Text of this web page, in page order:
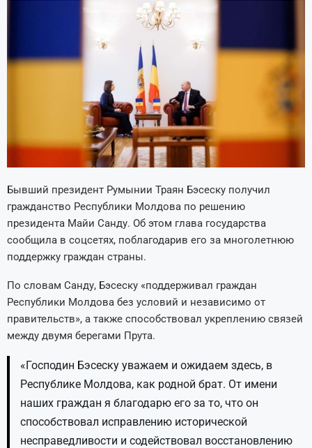
Бывший президент Румынии Траян Бэсеску получил
гражданство Республики Молдова по решению
президента Майи Санду. Об этом глава государства
сообщила в соцсетях, поблагодарив его за многолетнюю
поддержку граждан страны.
По словам Санду, Бэсеску «поддерживал граждан
Республики Молдова без условий и независимо от
правительств», а также способствовал укреплению связей
между двумя берегами Прута.
«Господин Бэсеску уважаем и ожидаем здесь, в
Республике Молдова, как родной брат. От имени
наших граждан я благодарю его за то, что он
способствовал исправлению исторической
несправедливости и содействовал восстановлению